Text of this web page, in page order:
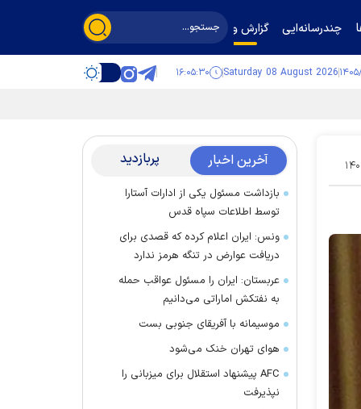
چندرسانه‌ایی گزارش و گفت‌وگو
Saturday 08 August 2026 ۱۶:۰۵:۳۱
۲۹ آخرین اخبار پربازدید
بازداشت مسئول یکی از ادارات آستارا
توسط اطلاعات سپاه قدس
ونس: ایران اعلام کرده که قصدی برای
دریافت عوارض در تنگه هرمز ندارد
عربستان: ایران را مسئول عواقب حمله
به نفتکش اماراتی می‌دانیم
موسیمانه با آفریقای جنوبی بست
هوای تهران خنک می‌شود
AFC پیشنهاد استقلال برای میزبانی را
نپذیرفت